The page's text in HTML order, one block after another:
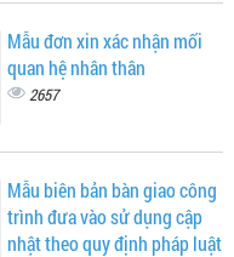
Mẫu đơn xin xác nhận mối
quan hệ nhân thân
2657
Mẫu biên bản bàn giao công
trình đưa vào sử dụng cập
nhật theo quy định pháp luật